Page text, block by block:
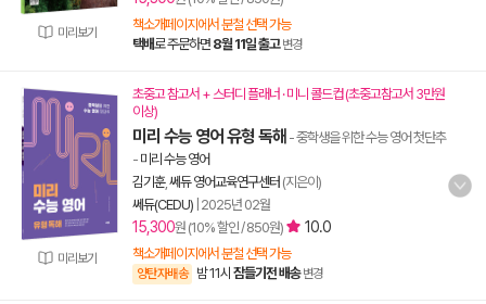
미리보기
책소개페이지에서 분철 선택 가능
택배로 주문하면 8월 11일 출고 변경
미리보기
초중고 참고서 + 스터디 플래너 · 미니 콜드컵 (초중고참고서 3만원
이상)
미리 수능 영어 유형 독해 - 중학생을 위한 수능 영어 첫단추
- 미리 수능 영어
김기훈, 쎄듀 영어교육연구센터 (지은이)
쎄듀(CEDU) 2025년 02월
15,300원 (10% 할인 / 850원) 10.0
책소개페이지에서 분철 선택 가능
양탄자배송 밤 11시 잠들기전 배송 변경